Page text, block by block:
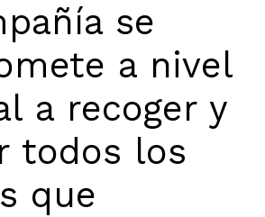
se
a nivel
a recoger y
todos los
que